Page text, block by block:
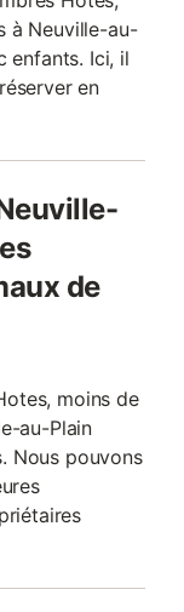
à Neuville-au-
enfants. Ici, il
en
de
moins de
au-Plain
Nous pouvons